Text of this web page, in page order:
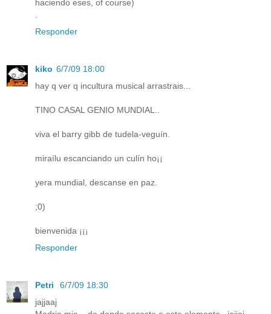
haciendo eses, of course)
Responder
kiko 6/7/09 18:00
hay q ver q incultura musical arrastrais...
TINO CASAL GENIO MUNDIAL..
viva el barry gibb de tudela-veguín.
miraílu escanciando un culín ho¡¡
yera mundial, descanse en paz.
;0)
bienvenida ¡¡¡
Responder
Petri
6/7/09 18:30
jajjaaj